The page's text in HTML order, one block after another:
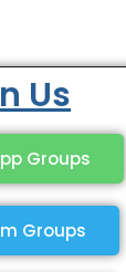
Us
Groups
Groups